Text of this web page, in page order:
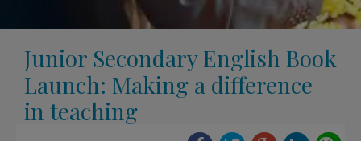
Junior Secondary English Book
Launch: Making a difference
in teaching